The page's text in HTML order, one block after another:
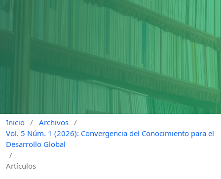
Inicio / Archivos /
Vol. 5 Núm. 1 (2026): Convergencia del Conocimiento para el
Desarrollo Global
/
Artículos